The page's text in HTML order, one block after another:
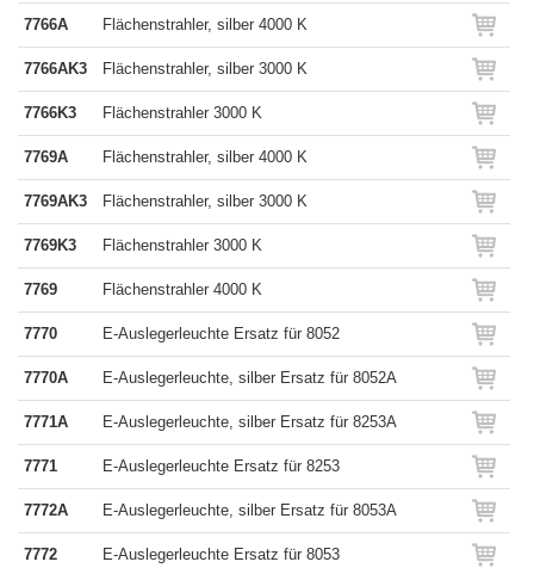
7766A Flächenstrahler, silber 4000 K
7766AK3 Flächenstrahler, silber 3000 K
7766K3 Flächenstrahler 3000 K
7769A Flächenstrahler, silber 4000 K
7769AK3 Flächenstrahler, silber 3000 K
7769K3 Flächenstrahler 3000 K
7769 Flächenstrahler 4000 K
7770 E-Auslegerleuchte Ersatz für 8052
7770A E-Auslegerleuchte, silber Ersatz für 8052A
7771A E-Auslegerleuchte, silber Ersatz für 8253A
7771 E-Auslegerleuchte Ersatz für 8253
7772A E-Auslegerleuchte, silber Ersatz für 8053A
7772 E-Auslegerleuchte Ersatz für 8053